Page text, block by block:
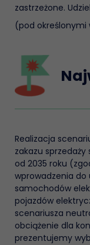
zastrzeżone.
(pod określonymi
Realizacja
zakazu
od 2035 roku
wprowadzenia do
samochodów
pojazdów
scenariusza
obciążenie dla
prezentujemy